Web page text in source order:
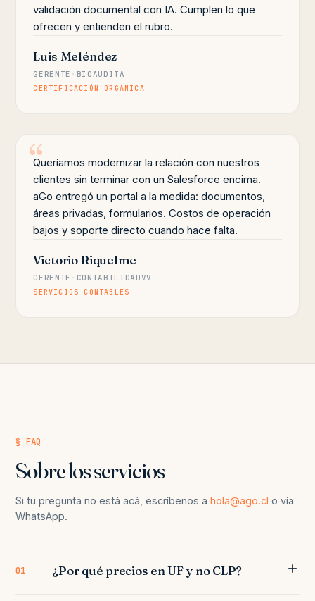
validación documental con IA. Cumplen lo que
ofrecen y entienden el rubro.
Luis Meléndez
GERENTE · BIOAUDITA
CERTIFICACIÓN ORGÁNICA
Queríamos modernizar la relación con nuestros
clientes sin terminar con un Salesforce encima.
aGo entregó un portal a la medida: documentos,
áreas privadas, formularios. Costos de operación
bajos y soporte directo cuando hace falta.
Victorio Riquelme
GERENTE · CONTABILIDADVV
SERVICIOS CONTABLES
§ FAQ
Sobre los servicios
Si tu pregunta no está acá, escríbenos ahola@ago.cl o vía
WhatsApp.
01 ¿Por qué precios en UF y no CLP?